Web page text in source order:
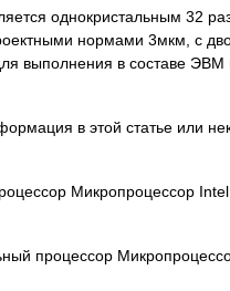
однокристальным 32
нормами 3мкм, с
выполнения в составе
в этой статье или
Микропроцессор Intel
процессор